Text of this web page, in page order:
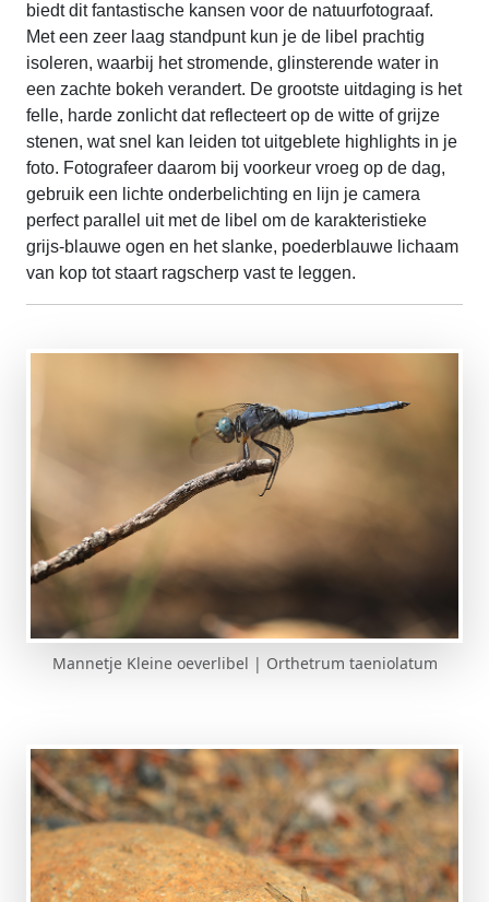
biedt dit fantastische kansen voor de natuurfotograaf.
Met een zeer laag standpunt kun je de libel prachtig
isoleren, waarbij het stromende, glinsterende water in
een zachte bokeh verandert. De grootste uitdaging is het
felle, harde zonlicht dat reflecteert op de witte of grijze
stenen, wat snel kan leiden tot uitgeblete highlights in je
foto. Fotografeer daarom bij voorkeur vroeg op de dag,
gebruik een lichte onderbelichting en lijn je camera
perfect parallel uit met de libel om de karakteristieke
grijs-blauwe ogen en het slanke, poederblauwe lichaam
van kop tot staart ragscherp vast te leggen.
Mannetje Kleine oeverlibel | Orthetrum taeniolatum